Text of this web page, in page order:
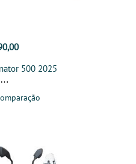
500 2025